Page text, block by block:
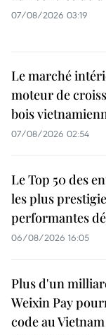
07/08/2026 03:19
Le marché
moteur de
bois
07/08/2026 02:54
Le Top 50 des
les plus
performantes
06/08/2026 16:05
Plus d'un
Weixin Pay
code au Vietnam